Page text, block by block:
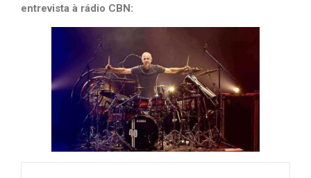
entrevista à rádio CBN: